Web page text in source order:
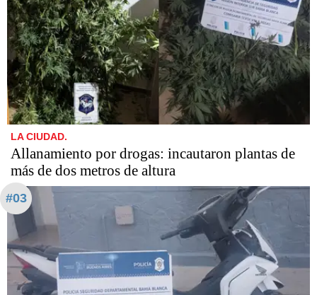
LA CIUDAD.
Allanamiento por drogas: incautaron plantas de
más de dos metros de altura
#03